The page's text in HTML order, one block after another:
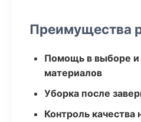
Преимущества
Помощь в выборе и
материалов
Уборка после
Контроль качества